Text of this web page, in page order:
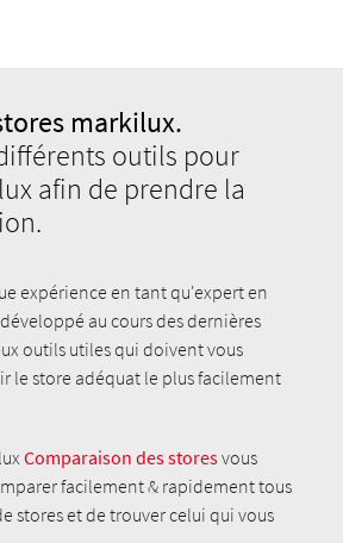
markilux.
outils pour
afin de prendre la
expérience en tant qu'expert en
au cours des dernières
outils utiles qui doivent vous
le store adéquat le plus facilement
Comparaison des storesvous
facilement & rapidement tous
stores et de trouver celui qui vous